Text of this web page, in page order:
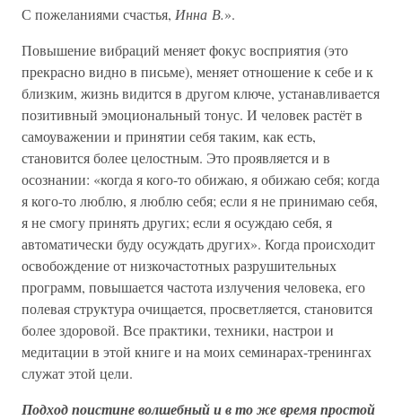
С пожеланиями счастья, Инна В.».
Повышение вибраций меняет фокус восприятия (это
прекрасно видно в письме), меняет отношение к себе и к
близким, жизнь видится в другом ключе, устанавливается
позитивный эмоциональный тонус. И человек растёт в
самоуважении и принятии себя таким, как есть,
становится более целостным. Это проявляется и в
осознании: «когда я кого-то обижаю, я обижаю себя; когда
я кого-то люблю, я люблю себя; если я не принимаю себя,
я не смогу принять других; если я осуждаю себя, я
автоматически буду осуждать других». Когда происходит
освобождение от низкочастотных разрушительных
программ, повышается частота излучения человека, его
полевая структура очищается, просветляется, становится
более здоровой. Все практики, техники, настрои и
медитации в этой книге и на моих семинарах-тренингах
служат этой цели.
Подход поистине волшебный и в то же время простой